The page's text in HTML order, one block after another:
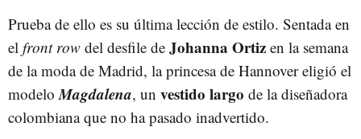
Prueba de ello es su última lección de estilo. Sentada en
el front row del desfile de Johanna Ortiz en la semana
de la moda de Madrid, la princesa de Hannover eligió el
modelo Magdalena, un vestido largo de la diseñadora
colombiana que no ha pasado inadvertido.